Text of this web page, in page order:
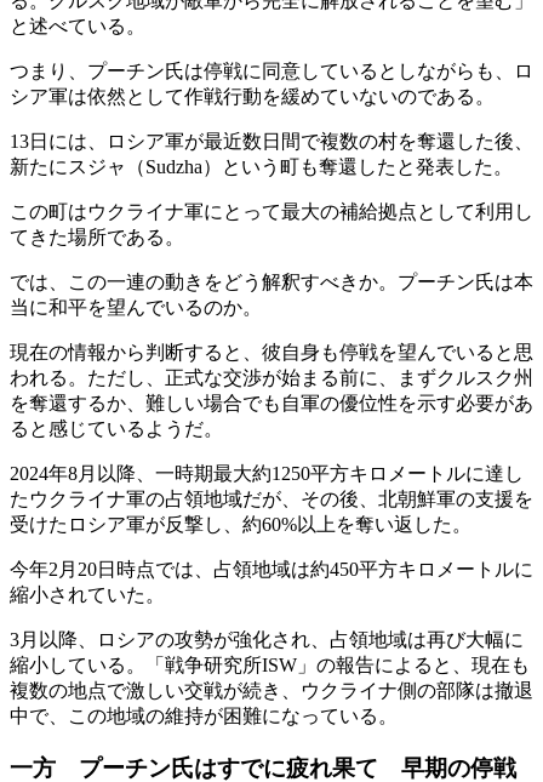
と述べている。
つまり、プーチン氏は停戦に同意しているとしながらも、ロ
シア軍は依然として作戦行動を緩めていないのである。
13日には、ロシア軍が最近数日間で複数の村を奪還した後、
新たにスジャ（Sudzha）という町も奪還したと発表した。
この町はウクライナ軍にとって最大の補給拠点として利用し
てきた場所である。
では、この一連の動きをどう解釈すべきか。プーチン氏は本
当に和平を望んでいるのか。
現在の情報から判断すると、彼自身も停戦を望んでいると思
われる。ただし、正式な交渉が始まる前に、まずクルスク州
を奪還するか、難しい場合でも自軍の優位性を示す必要があ
ると感じているようだ。
2024年8月以降、一時期最大約1250平方キロメートルに達し
たウクライナ軍の占領地域だが、その後、北朝鮮軍の支援を
受けたロシア軍が反撃し、約60%以上を奪い返した。
今年2月20日時点では、占領地域は約450平方キロメートルに
縮小されていた。
3月以降、ロシアの攻勢が強化され、占領地域は再び大幅に
縮小している。「戦争研究所ISW」の報告によると、現在も
複数の地点で激しい交戦が続き、ウクライナ側の部隊は撤退
中で、この地域の維持が困難になっている。
一方 プーチン氏はすでに疲れ果て 早期の停戦